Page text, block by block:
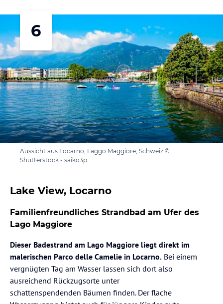
6
Aussicht aus Locarno, Laggo Maggiore, Schweiz ©
Shutterstock - saiko3p
Lake View, Locarno
Familienfreundliches Strandbad am Ufer des
Lago Maggiore
Dieser Badestrand am Lago Maggiore liegt direkt im
malerischen Parco delle Camelie in Locarno. Bei einem
vergnügten Tag am Wasser lassen sich dort also
ausreichend Rückzugsorte unter
schattenspendenden Bäumen finden. Der flache